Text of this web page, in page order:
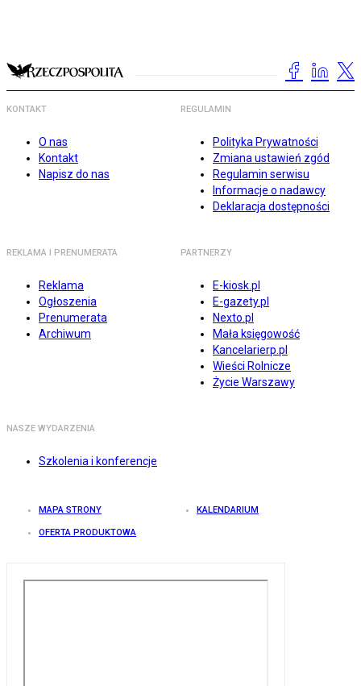
KONTAKT
O nas
Kontakt
Napisz do nas
REGULAMIN
Polityka Prywatności
Zmiana ustawień zgód
Regulamin serwisu
Informacje o nadawcy
Deklaracja dostępności
REKLAMA I PRENUMERATA
Reklama
Ogłoszenia
Prenumerata
Archiwum
PARTNERZY
E-kiosk.pl
E-gazety.pl
Nexto.pl
Mała księgowość
Kancelarierp.pl
Wieści Rolnicze
Życie Warszawy
NASZE WYDARZENIA
Szkolenia i konferencje
MAPA STRONY KALENDARIUM
OFERTA PRODUKTOWA